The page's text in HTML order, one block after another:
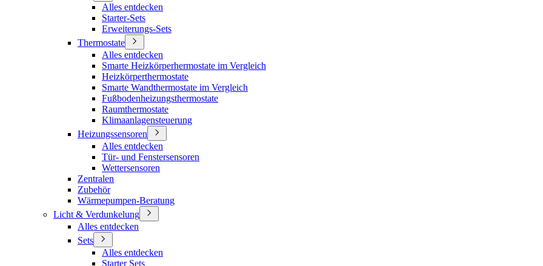
Alles entdecken
Starter-Sets
Erweiterungs-Sets
Thermostate
Alles entdecken
Smarte Heizkörperhermostate im Vergleich
Heizkörperthermostate
Smarte Wandthermostate im Vergleich
Fußbodenheizungsthermostate
Raumthermostate
Klimaanlagensteuerung
Heizungssensoren
Alles entdecken
Tür- und Fenstersensoren
Wettersensoren
Zentralen
Zubehör
Wärmepumpen-Beratung
Licht & Verdunkelung
Alles entdecken
Sets
Alles entdecken
Starter Sets